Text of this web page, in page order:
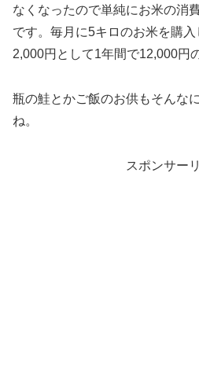
なくなったので単純にお米の消
です。毎月に5キロのお米を購
2,000円として1年間で12,000円
瓶の鮭とかご飯のお供もそんな
ね。
スポンサー